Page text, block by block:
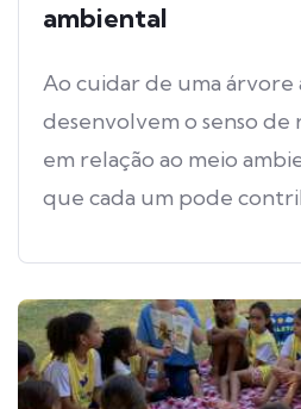
ambiental
Ao cuidar de uma árvore
desenvolvem o senso de
em relação ao meio
que cada um pode